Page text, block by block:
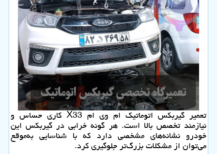
تعمیر گیربکس اتوماتیک ام وی ام X33 کاری حساس و
نیازمند تخصص بالا است. هر گونه خرابی در گیربکس این
خودرو نشانه‌های مشخصی دارد که با شناسایی به‌موقع
می‌توان از مشکلات بزرگ‌تر جلوگیری کرد.